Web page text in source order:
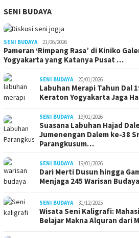
SENI BUDAYA
SENI BUDAYA 21/06/2026
Pameran ‘Rimpang Rasa’ di Kiniko
Yogyakarta yang Katanya Pusat …
SENI BUDAYA 20/01/2026
Labuhan Merapi Tahun Dal
Keraton Yogyakarta Jaga
SENI BUDAYA 19/01/2026
Suasana Labuhan Hajad
Jumenengan Dalem ke-38
Parangkusum…
SENI BUDAYA 19/01/2026
Dari Merti Dusun hingga
Menjaga 245 Warisan
SENI BUDAYA 31/12/2025
Wisata Seni Kaligrafi:
Belajar Makna Alquran dari